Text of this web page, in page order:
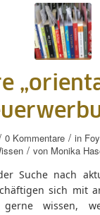
0 Kommentare / in
/ von Monika
Suche nach
sich mit
wissen,